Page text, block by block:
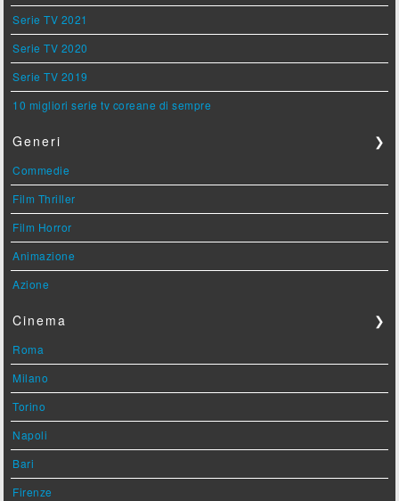
Serie TV 2021
Serie TV 2020
Serie TV 2019
10 migliori serie tv coreane di sempre
Generi ❯
Commedie
Film Thriller
Film Horror
Animazione
Azione
Cinema ❯
Roma
Milano
Torino
Napoli
Bari
Firenze